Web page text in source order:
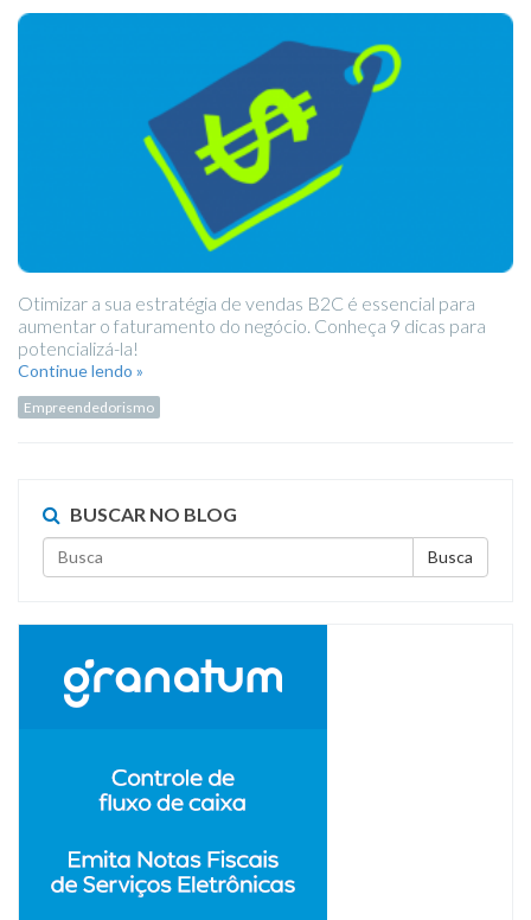
Otimizar a sua estratégia de vendas B2C é essencial para
aumentar o faturamento do negócio. Conheça 9 dicas para
potencializá-la!
Continue lendo »
Empreendedorismo
BUSCAR NO BLOG
Busca